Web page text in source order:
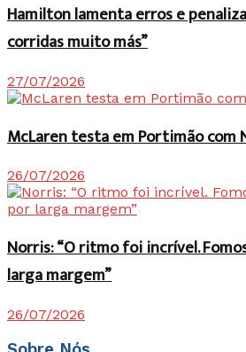
Hamilton lamenta erros e
corridas muito más”
27/07/2026
McLaren testa em Portimão com
26/07/2026
Norris: “O ritmo foi incrível.
larga margem”
26/07/2026